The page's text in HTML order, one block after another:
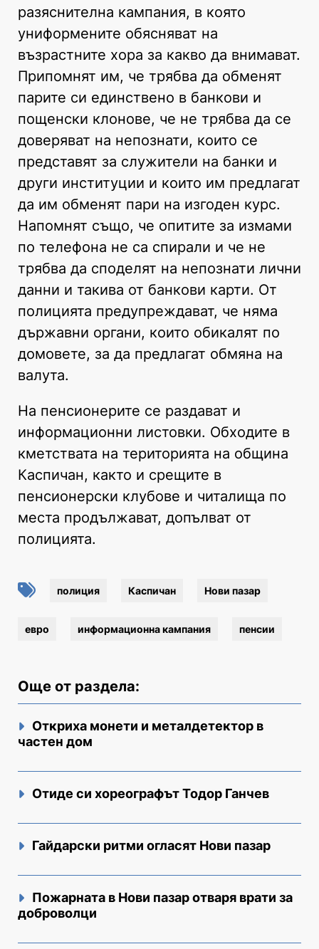
разяснителна кампания, в която
униформените обясняват на
възрастните хора за какво да внимават.
Припомнят им, че трябва да обменят
парите си единствено в банкови и
пощенски клонове, че не трябва да се
доверяват на непознати, които се
представят за служители на банки и
други институции и които им предлагат
да им обменят пари на изгоден курс.
Напомнят също, че опитите за измами
по телефона не са спирали и че не
трябва да споделят на непознати лични
данни и такива от банкови карти. От
полицията предупреждават, че няма
държавни органи, които обикалят по
домовете, за да предлагат обмяна на
валута.
На пенсионерите се раздават и
информационни листовки. Обходите в
кметствата на територията на община
Каспичан, както и срещите в
пенсионерски клубове и читалища по
места продължават, допълват от
полицията.
полиция Каспичан Нови пазар
евро информационна кампания пенсии
Още от раздела:
Откриха монети и металдетектор в
частен дом
Отиде си хореографът Тодор Ганчев
Гайдарски ритми огласят Нови пазар
Пожарната в Нови пазар отваря врати за
доброволци